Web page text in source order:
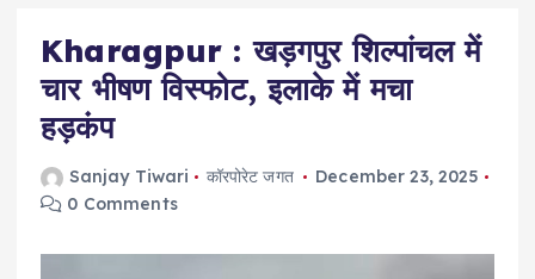
Kharagpur : खड़गपुर शिल्पांचल में
चार भीषण विस्फोट, इलाके में मचा
हड़कंप
Sanjay Tiwari कॉरपोरेट जगत
December 23, 2025
0 Comments